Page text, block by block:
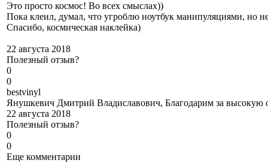
Это просто космос! Во всех смыслах))
Пока клеил, думал, что угроблю ноутбук манипуляциями, но
Спасибо, космическая наклейка)
22 августа 2018
Полезный отзыв?
0
0
bestvinyl
Янушкевич Дмитрий Владиславович, Благодарим за высокую
22 августа 2018
Полезный отзыв?
0
0
Еще комментарии